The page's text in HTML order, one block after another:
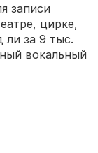
записи
цирке,
ли за 9 тыс.
вокальный